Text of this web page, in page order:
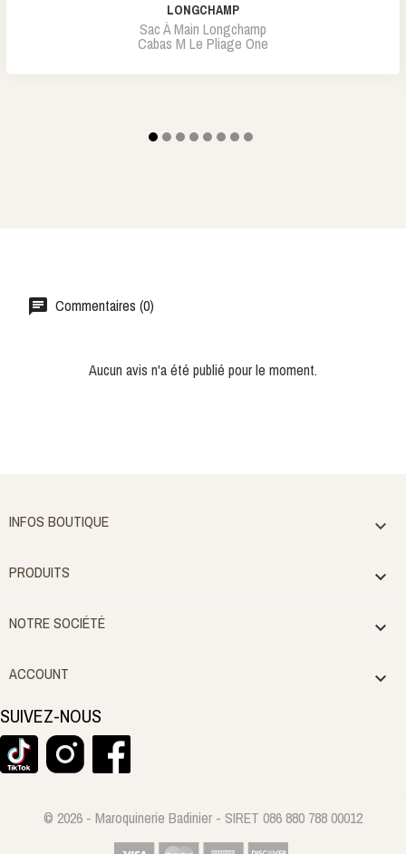
LONGCHAMP
Sac À Main Longchamp
Cabas M Le Pliage One
Commentaires (0)
Aucun avis n'a été publié pour le moment.
INFOS BOUTIQUE 
PRODUITS 
NOTRE SOCIÉTÉ 
ACCOUNT 
SUIVEZ-NOUS
© 2026 - Maroquinerie Badinier - SIRET 086 880 788 00012